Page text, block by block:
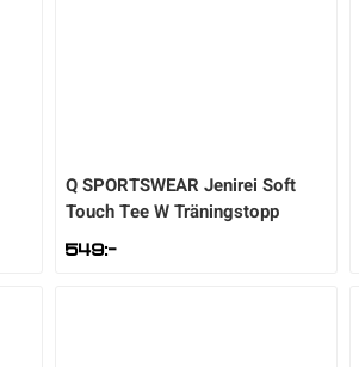
Q SPORTSWEAR Jenirei Soft
Touch Tee W Träningstopp
549:-